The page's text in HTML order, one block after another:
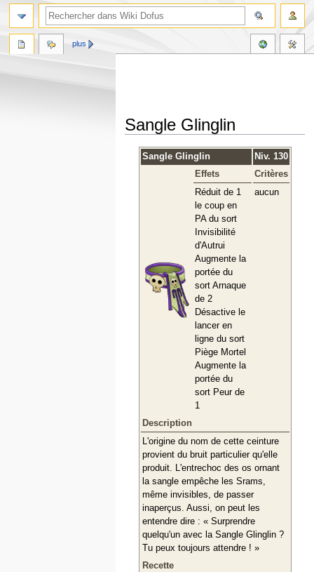
Sangle Glinglin
Sangle Glinglin
Niv. 130
Effets
Critères
Réduit de 1
le coup en
PA du sort
Invisibilité
d'Autrui
Augmente la
portée du
sort Arnaque
de 2
Désactive le
lancer en
ligne du sort
Piège Mortel
Augmente la
portée du
sort Peur de
1
aucun
Description
L'origine du nom de cette ceinture
provient du bruit particulier qu'elle
produit. L'entrechoc des os ornant
la sangle empêche les Srams,
même invisibles, de passer
inaperçus. Aussi, on peut les
entendre dire : « Surprendre
quelqu'un avec la Sangle Glinglin ?
Tu peux toujours attendre ! »
Recette
plus